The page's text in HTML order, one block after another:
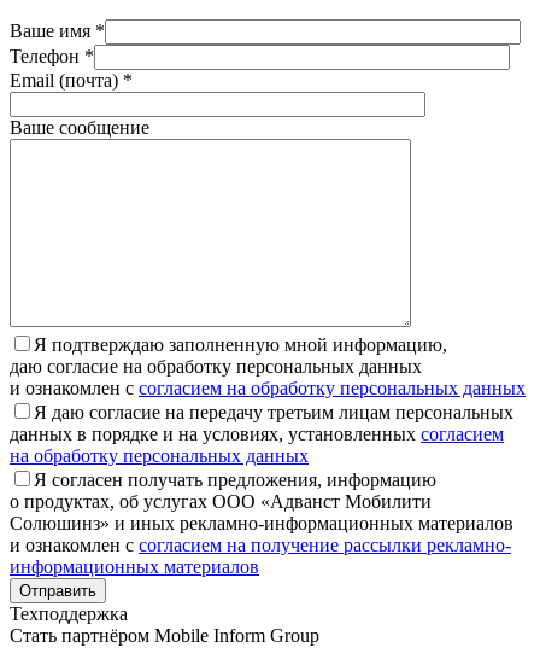
Ваше имя *
Телефон *
Email (почта) *
Ваше сообщение
Я подтверждаю заполненную мной информацию,
даю согласие на обработку персональных данных
и ознакомлен с согласием на обработку персональных данных
Я даю согласие на передачу третьим лицам персональных
данных в порядке и на условиях, установленных согласием
на обработку персональных данных
Я согласен получать предложения, информацию
о продуктах, об услугах ООО «Адванст Мобилити
Солюшинз» и иных рекламно-информационных материалов
и ознакомлен с согласием на получение рассылки рекламно-
информационных материалов
Отправить
Техподдержка
Стать партнёром Mobile Inform Group